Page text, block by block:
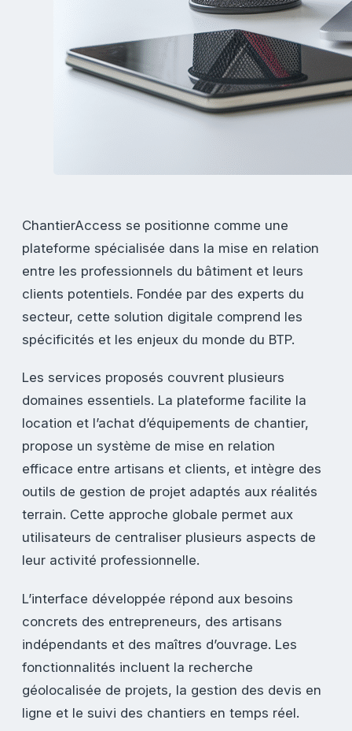
ChantierAccess se positionne comme une
plateforme spécialisée dans la mise en relation
entre les professionnels du bâtiment et leurs
clients potentiels. Fondée par des experts du
secteur, cette solution digitale comprend les
spécificités et les enjeux du monde du BTP.
Les services proposés couvrent plusieurs
domaines essentiels. La plateforme facilite la
location et l’achat d’équipements de chantier,
propose un système de mise en relation
efficace entre artisans et clients, et intègre des
outils de gestion de projet adaptés aux réalités
terrain. Cette approche globale permet aux
utilisateurs de centraliser plusieurs aspects de
leur activité professionnelle.
L’interface développée répond aux besoins
concrets des entrepreneurs, des artisans
indépendants et des maîtres d’ouvrage. Les
fonctionnalités incluent la recherche
géolocalisée de projets, la gestion des devis en
ligne et le suivi des chantiers en temps réel.